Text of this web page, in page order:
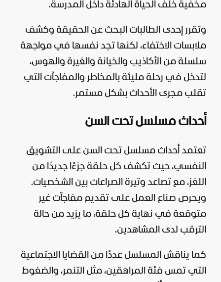
مخفية خلف الحياة الهادئة داخل المدرسة.
وتقرر إحدى الطالبات البحث عن الحقيقة وكشف
ملابسات الاختفاء، لكنها تجد نفسها في مواجهة
سلسلة من الأكاذيب والخيانة والغيرة والهوس،
لتدخل في رحلة مليئة بالمخاطر والمفاجآت التي
تقلب مجرى الأحداث بشكل مستمر.
أحداث مسلسل تحت السن
تعتمد أحداث مسلسل تحت السن على التشويق
النفسي، حيث تكشف كل حلقة جزءًا جديدًا من
اللغز، مع تصاعد وتيرة الصراعات بين الشخصيات.
ويحرص صناع العمل على تقديم مفاجآت غير
متوقعة في نهاية كل حلقة، ما يزيد من حالة
الترقب لدى المشاهدين.
كما يناقش المسلسل عددًا من القضايا الاجتماعية
التي تمس فئة المراهقين، مثل التنمر، والضغوط